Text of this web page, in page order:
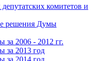
комитетов и
решения Думы
2006 - 2012 гг.
за 2013 год
за 2014 год